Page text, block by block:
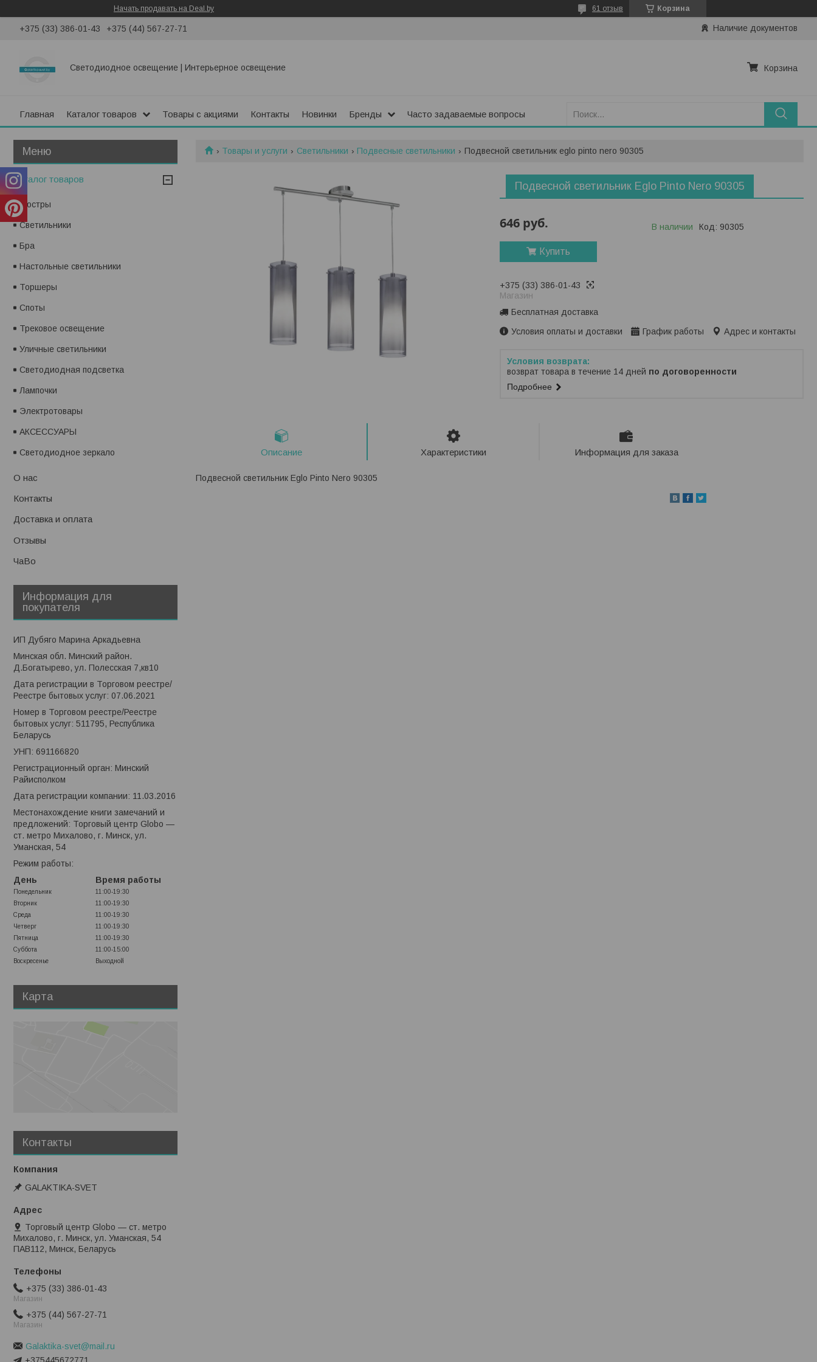
Начать продавать на Deal.by Корзина
61 отзыв
+375 (33) 386-01-43 +375 (44) 567-27-71 Наличие документов
Светодиодное освещение | Интерьерное освещение Корзина
Главная Каталог товаров Товары с акциями Контакты Новинки Бренды Часто задаваемые вопросы
Товары и услуги Светильники Подвесные светильники Подвесной светильник eglo pinto nero 90305
Подвесной светильник Eglo Pinto Nero 90305
646 руб. В наличии Код: 90305
Купить
+375 (33) 386-01-43
Магазин
Бесплатная доставка
Условия оплаты и доставки
График работы Адрес и контакты
возврат товара в течение 14 дней по договоренности
Подробнее
Описание Характеристики Информация для заказа
Подвесной светильник Eglo Pinto Nero 90305
Каталог товаров
Люстры
Светильники
Бра
Настольные светильники
Торшеры
Споты
Трековое освещение
Уличные светильники
Светодиодная подсветка
Лампочки
Электротовары
АКСЕССУАРЫ
Светодиодное зеркало
О нас
Контакты
Доставка и оплата
Отзывы
ЧаВо
Информация для
покупателя
ИП Дубяго Марина Аркадьевна
Минская обл. Минский район.
Д.Богатырево, ул. Полесская 7,кв10
Дата регистрации в Торговом реестре/
Реестре бытовых услуг: 07.06.2021
Номер в Торговом реестре/Реестре
бытовых услуг: 511795, Республика
Беларусь
УНП: 691166820
Регистрационный орган: Минский
Райисполком
Дата регистрации компании: 11.03.2016
Местонахождение книги замечаний и
предложений: Торговый центр Globo —
ст. метро Михалово, г. Минск, ул.
Уманская, 54
Режим работы:
День
Время работы
Понедельник
11:00-19:30
Вторник
11:00-19:30
Среда
11:00-19:30
Четверг
11:00-19:30
Пятница
11:00-19:30
Суббота
11:00-15:00
Воскресенье
Выходной
Карта
Контакты
GALAKTIKA-SVET
Торговый центр Globo — ст. метро
Михалово, г. Минск, ул. Уманская, 54
ПАВ112, Минск, Беларусь
+375 (33) 386-01-43
Магазин
+375 (44) 567-27-71
Магазин
Galaktika-svet@mail.ru